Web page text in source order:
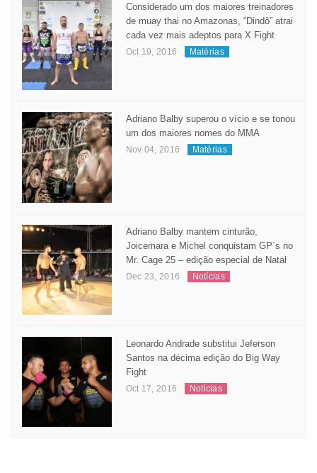
Considerado um dos maiores treinadores
de muay thai no Amazonas, “Dindô” atrai
cada vez mais adeptos para X Fight
Oct 19, 2016 Matérias
Adriano Balby superou o vício e se tonou
um dos maiores nomes do MMA
Nov 04, 2016 Matérias
Adriano Balby mantem cinturão,
Joicemara e Michel conquistam GP´s no
Mr. Cage 25 – edição especial de Natal
Dec 23, 2016 Notícias
Leonardo Andrade substitui Jeferson
Santos na décima edição do Big Way
Fight
Oct 17, 2016 Notícias